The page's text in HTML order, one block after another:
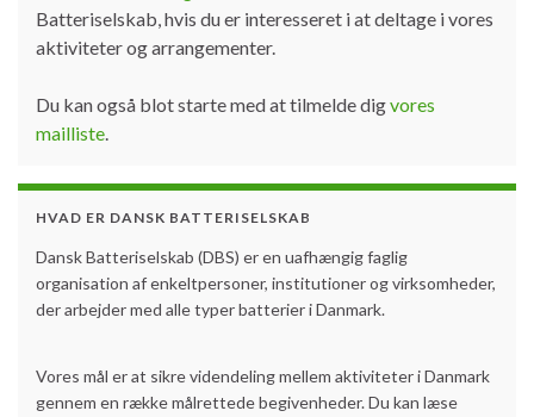
Batteriselskab, hvis du er interesseret i at deltage i vores
aktiviteter og arrangementer.
Du kan også blot starte med at tilmelde digvores
mailliste.
HVAD ER DANSK BATTERISELSKAB
Dansk Batteriselskab (DBS) er en uafhængig faglig
organisation af enkeltpersoner, institutioner og virksomheder,
der arbejder med alle typer batterier i Danmark.
Vores mål er at sikre videndeling mellem aktiviteter i Danmark
gennem en række målrettede begivenheder. Du kan læse